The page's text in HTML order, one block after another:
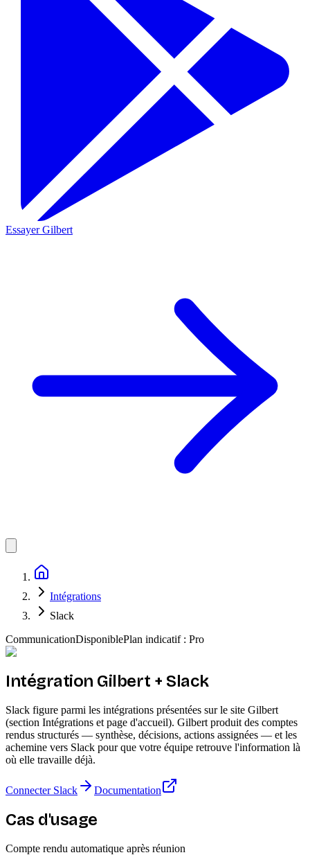
Essayer Gilbert
Intégrations
Slack
CommunicationDisponiblePlan indicatif : Pro
Intégration Gilbert + Slack
Slack figure parmi les intégrations présentées sur le site Gilbert
(section Intégrations et page d'accueil). Gilbert produit des comptes
rendus structurés — synthèse, décisions, actions assignées — et les
achemine vers Slack pour que votre équipe retrouve l'information là
où elle travaille déjà.
Connecter Slack Documentation
Cas d'usage
Compte rendu automatique après réunion